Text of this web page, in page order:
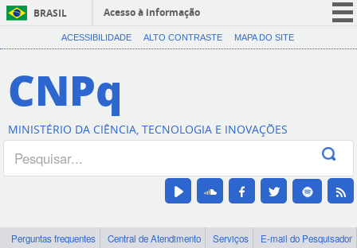
BRASIL
Acesso à informação
CORONAVÍRUS (COVID-19)
Canais
ACESSIBILIDADE ALTO CONTRASTE MAPA DO SITE
CNPq
MINISTÉRIO DA CIÊNCIA, TECNOLOGIA E INOVAÇÕES
Perguntas frequentes Central de Atendimento Serviços
E-mail do Pesquisador